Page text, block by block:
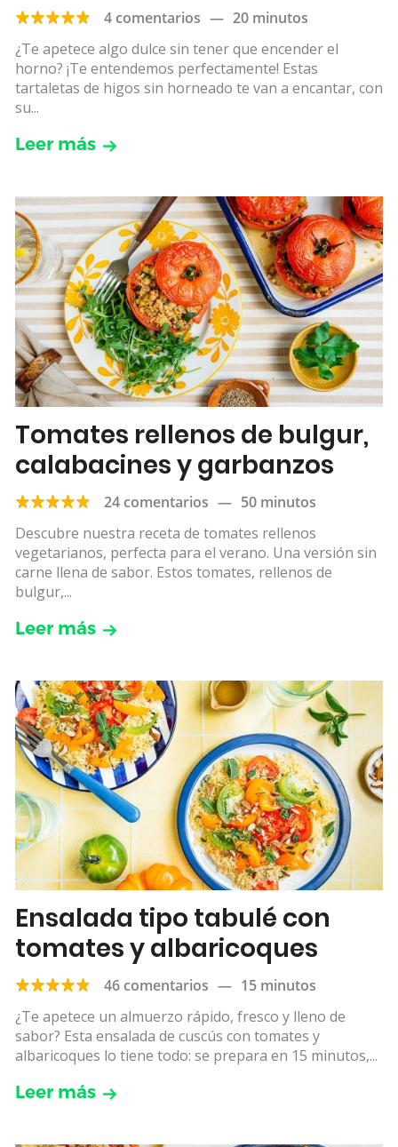
4 comentarios — 20 minutos
¿Te apetece algo dulce sin tener que encender el
horno? ¡Te entendemos perfectamente! Estas
tartaletas de higos sin horneado te van a encantar, con
su...
Leer más
Tomates rellenos de bulgur,
calabacines y garbanzos
24 comentarios — 50 minutos
Descubre nuestra receta de tomates rellenos
vegetarianos, perfecta para el verano. Una versión sin
carne llena de sabor. Estos tomates, rellenos de
bulgur,...
Leer más
Ensalada tipo tabulé con
tomates y albaricoques
46 comentarios — 15 minutos
¿Te apetece un almuerzo rápido, fresco y lleno de
sabor? Esta ensalada de cuscús con tomates y
albaricoques lo tiene todo: se prepara en 15 minutos,...
Leer más